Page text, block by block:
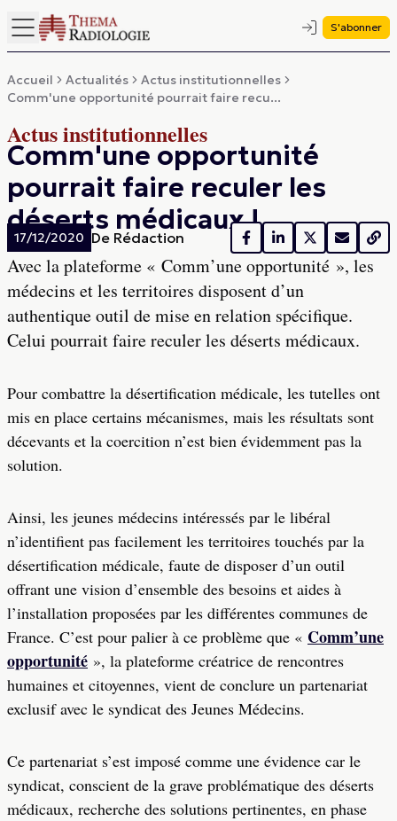
S'abonner
Accueil Actualités
Actus institutionnelles
Comm'une opportunité pourrait faire recu...
Actus institutionnelles
Comm'une opportunité
pourrait faire reculer les
déserts médicaux !
17/12/2020 De Rédaction
Avec la plateforme « Comm’une opportunité », les
médecins et les territoires disposent d’un
authentique outil de mise en relation spécifique.
Celui pourrait faire reculer les déserts médicaux.
Pour combattre la désertification médicale, les tutelles ont
mis en place certains mécanismes, mais les résultats sont
décevants et la coercition n’est bien évidemment pas la
solution.
Ainsi, les jeunes médecins intéressés par le libéral
n’identifient pas facilement les territoires touchés par la
désertification médicale, faute de disposer d’un outil
offrant une vision d’ensemble des besoins et aides à
l’installation proposées par les différentes communes de
France. C’est pour palier à ce problème que « Comm’une
opportunité », la plateforme créatrice de rencontres
humaines et citoyennes, vient de conclure un partenariat
exclusif avec le syndicat des Jeunes Médecins.
Ce partenariat s’est imposé comme une évidence car le
syndicat, conscient de la grave problématique des déserts
médicaux, recherche des solutions pertinentes, en phase